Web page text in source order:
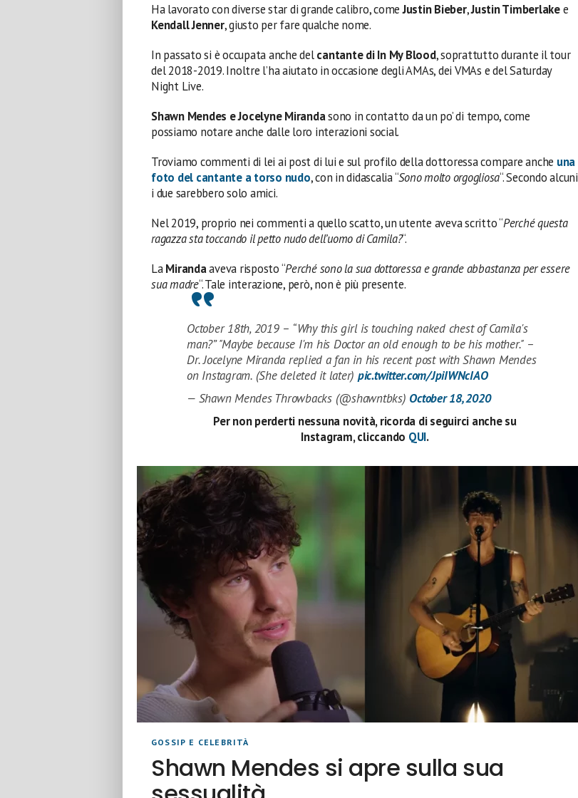
Ha lavorato con diverse star di grande calibro, comeJustin Bieber,Justin Timberlakee
Kendall Jenner, giusto per fare qualche nome.
In passato si è occupata anche delcantante di In My Blood, soprattutto durante il tour
del 2018-2019. Inoltre l’ha aiutato in occasione degli AMAs, dei VMAs e del Saturday
Night Live.
Shawn Mendes e Jocelyne Mirandasono in contatto da un po’ di tempo, come
possiamo notare anche dalle loro interazioni social.
Troviamo commenti di lei ai post di lui e sul profilo della dottoressa compare anche una
foto del cantante a torso nudo, con in didascalia “Sono molto orgogliosa“. Secondo alcuni
i due sarebbero solo amici.
Nel 2019, proprio nei commenti a quello scatto, un utente aveva scritto “Perché questa
ragazza sta toccando il petto nudo dell’uomo di Camila?“.
LaMirandaaveva risposto “Perché sono la sua dottoressa e grande abbastanza per essere
sua madre“. Tale interazione, però, non è più presente.
October 18th, 2019 – “Why this girl is touching naked chest of Camila's
man?” "Maybe because I'm his Doctor an old enough to be his mother." –
Dr. Jocelyne Miranda replied a fan in his recent post with Shawn Mendes
on Instagram. (She deleted it later) pic.twitter.com/JpiIWNcIAO
— Shawn Mendes Throwbacks (@shawntbks) October 18, 2020
Per non perderti nessuna novità, ricorda di seguirci anche su
Instagram, cliccando QUI.
GOSSIP E CELEBRITÀ
Shawn Mendes si apre sulla sua